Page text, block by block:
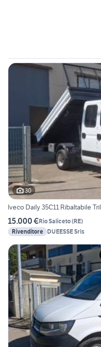
30
Iveco Daily 35C11 Ribaltabile
15.000 €Rio Saliceto(RE)
Rivenditore DUEESSE Srls